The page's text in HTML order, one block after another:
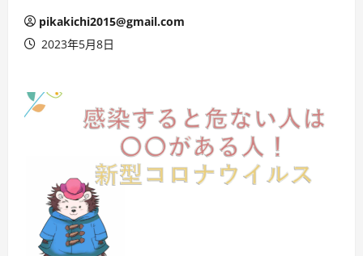
pikakichi2015@gmail.com
2023年5月8日